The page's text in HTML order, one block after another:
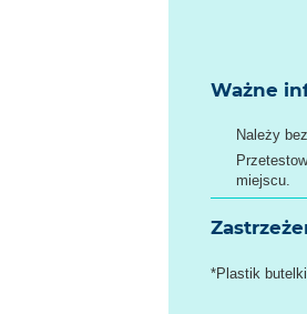
Ważne
Należy
miejscu.
*Plastik